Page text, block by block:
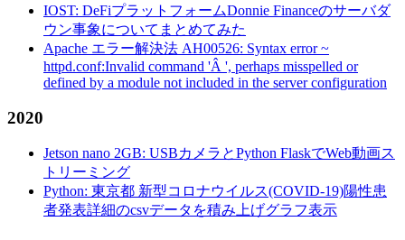
IOST: DeFiプラットフォームDonnie Financeのサーバダ
ウン事象についてまとめてみた
Apache エラー解決法 AH00526: Syntax error ~
httpd.conf:Invalid command 'Â ', perhaps misspelled or
defined by a module not included in the server configuration
2020
Jetson nano 2GB: USBカメラとPython FlaskでWeb動画ス
トリーミング
Python: 東京都 新型コロナウイルス(COVID-19)陽性患
者発表詳細のcsvデータを積み上げグラフ表示